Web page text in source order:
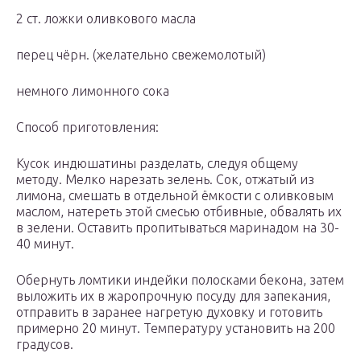
2 ст. ложки оливкового масла
перец чёрн. (желательно свежемолотый)
немного лимонного сока
Способ приготовления:
Кусок индюшатины разделать, следуя общему
методу. Мелко нарезать зелень. Сок, отжатый из
лимона, смешать в отдельной ёмкости с оливковым
маслом, натереть этой смесью отбивные, обвалять их
в зелени. Оставить пропитываться маринадом на 30-
40 минут.
Обернуть ломтики индейки полосками бекона, затем
выложить их в жаропрочную посуду для запекания,
отправить в заранее нагретую духовку и готовить
примерно 20 минут. Температуру установить на 200
градусов.